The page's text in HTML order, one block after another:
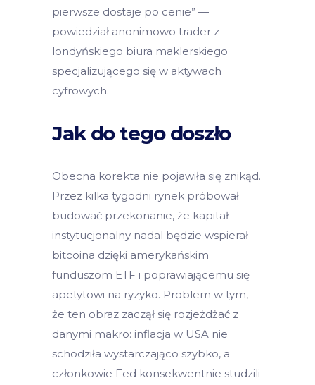
pierwsze dostaje po cenie” —
powiedział anonimowo trader z
londyńskiego biura maklerskiego
specjalizującego się w aktywach
cyfrowych.
Jak do tego doszło
Obecna korekta nie pojawiła się znikąd.
Przez kilka tygodni rynek próbował
budować przekonanie, że kapitał
instytucjonalny nadal będzie wspierał
bitcoina dzięki amerykańskim
funduszom ETF i poprawiającemu się
apetytowi na ryzyko. Problem w tym,
że ten obraz zaczął się rozjeżdżać z
danymi makro: inflacja w USA nie
schodziła wystarczająco szybko, a
członkowie Fed konsekwentnie studzili